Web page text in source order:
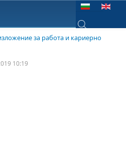
Изберете език
Type 2 or more
за работа и кариерно
10:19